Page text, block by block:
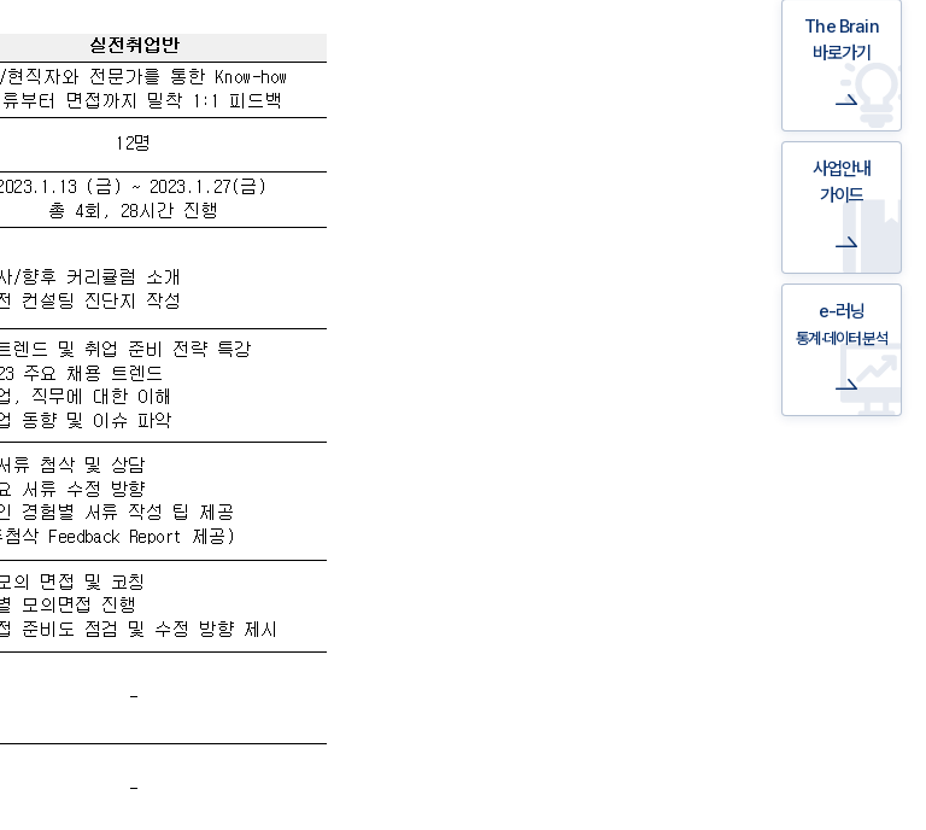
The Brain
바로가기
사업안내
가이드
e-러닝
통계·데이터 분석